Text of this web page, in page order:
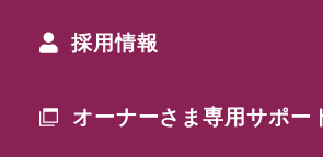
採用情報
オーナーさま専用サポー